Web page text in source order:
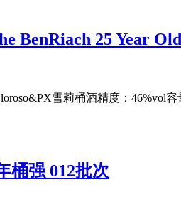
BenRiach 25 Year
雪莉桶酒精度：46%vol
桶强 012批次